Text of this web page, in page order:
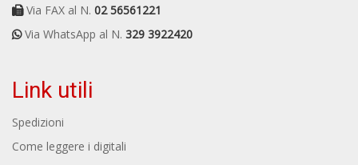
Via FAX al N. 02 56561221
Via WhatsApp al N. 329 3922420
Link utili
Spedizioni
Come leggere i digitali